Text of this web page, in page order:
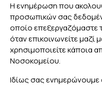
H ενημέρωση που
προσωπικών σας
οποίο επεξεργαζόμαστε
όταν επικοινωνείτε μαζί
χρησιμοποιείτε κάποια
Νοσοκομείου.
Ιδίως σας ενημερώνουμε